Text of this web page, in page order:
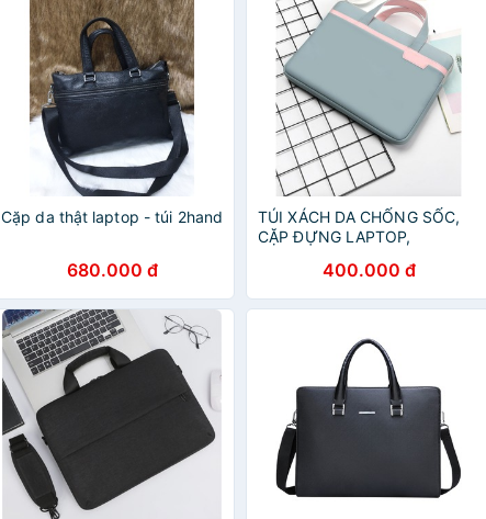
Cặp da thật laptop - túi 2hand
680.000 đ
TÚI XÁCH DA CHỐNG SỐC,
CẶP ĐỰNG LAPTOP,
CHỐNG NƯỚC400.000 đ